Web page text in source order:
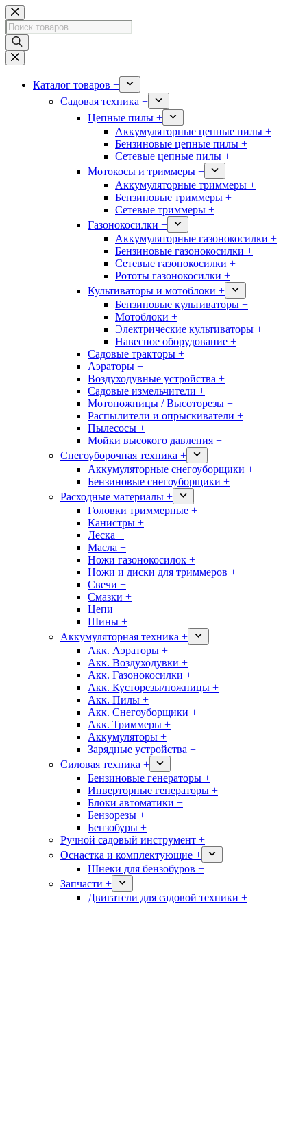
Перейти
к
сути
Поиск
товаров
Каталог товаров +
Садовая техника +
Цепные пилы +
Аккумуляторные цепные пилы +
Бензиновые цепные пилы +
Сетевые цепные пилы +
Мотокосы и триммеры +
Аккумуляторные триммеры +
Бензиновые триммеры +
Сетевые триммеры +
Газонокосилки +
Аккумуляторные газонокосилки +
Бензиновые газонокосилки +
Сетевые газонокосилки +
Рототы газонокосилки +
Культиваторы и мотоблоки +
Бензиновые культиваторы +
Мотоблоки +
Электрические культиваторы +
Навесное оборудование +
Садовые тракторы +
Аэраторы +
Воздуходувные устройства +
Садовые измельчители +
Мотоножницы / Высоторезы +
Распылители и опрыскиватели +
Пылесосы +
Мойки высокого давления +
Снегоуборочная техника +
Аккумуляторные снегоуборщики +
Бензиновые снегоуборщики +
Расходные материалы +
Головки триммерные +
Канистры +
Леска +
Масла +
Ножи газонокосилок +
Ножи и диски для триммеров +
Свечи +
Смазки +
Цепи +
Шины +
Аккумуляторная техника +
Акк. Аэраторы +
Акк. Воздуходувки +
Акк. Газонокосилки +
Акк. Кусторезы/ножницы +
Акк. Пилы +
Акк. Снегоуборщики +
Акк. Триммеры +
Аккумуляторы +
Зарядные устройства +
Силовая техника +
Бензиновые генераторы +
Инверторные генераторы +
Блоки автоматики +
Бензорезы +
Бензобуры +
Ручной садовый инструмент +
Оснастка и комплектующие +
Шнеки для бензобуров +
Запчасти +
Двигатели для садовой техники +